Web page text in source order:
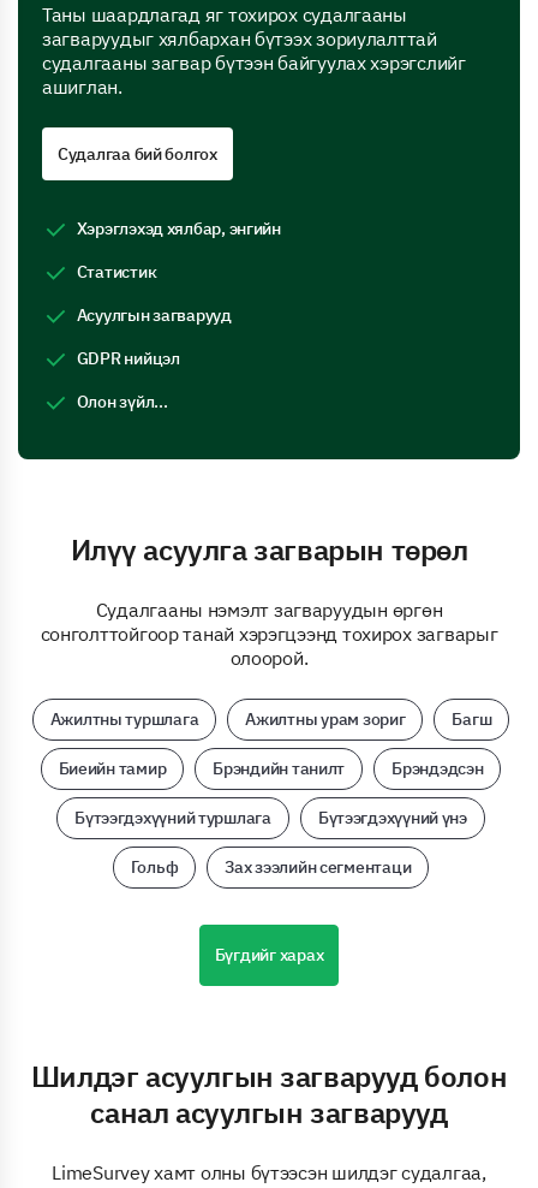
Таны шаардлагад яг тохирох судалгааны
загваруудыг хялбархан бүтээх зориулалттай
судалгааны загвар бүтээн байгуулах хэрэгслийг
ашиглан.
Судалгаа бий болгох
Хэрэглэхэд хялбар, энгийн
Статистик
Асуулгын загварууд
GDPR нийцэл
Олон зүйл...
Илүү асуулга загварын төрөл
Судалгааны нэмэлт загваруудын өргөн
сонголттойгоор танай хэрэгцээнд тохирох загварыг
олоорой.
Ажилтны туршлага Ажилтны урам зориг Багш
Биеийн тамир Брэндийн танилт Брэндэдсэн
Бүтээгдэхүүний туршлага Бүтээгдэхүүний үнэ
Гольф Зах зээлийн сегментаци
Бүгдийг харах
Шилдэг асуулгын загварууд болон
санал асуулгын загварууд
LimeSurvey хамт олны бүтээсэн шилдэг судалгаа,